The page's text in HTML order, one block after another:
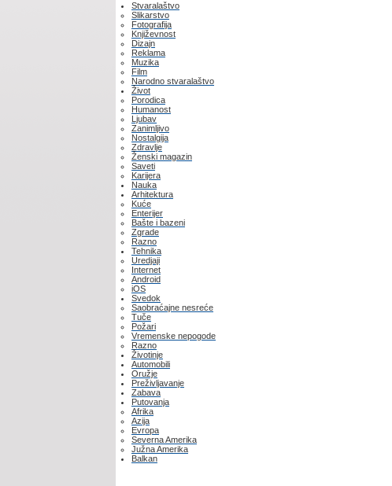
Stvaralaštvo
Slikarstvo
Fotografija
Književnost
Dizajn
Reklama
Muzika
Film
Narodno stvaralaštvo
Život
Porodica
Humanost
Ljubav
Zanimljivo
Nostalgija
Zdravlje
Ženski magazin
Saveti
Karijera
Nauka
Arhitektura
Kuće
Enterijer
Bašte i bazeni
Zgrade
Razno
Tehnika
Uredjaji
Internet
Android
iOS
Svedok
Saobraćajne nesreće
Tuče
Požari
Vremenske nepogode
Razno
Životinje
Automobili
Oružje
Preživljavanje
Zabava
Putovanja
Afrika
Azija
Evropa
Severna Amerika
Južna Amerika
Balkan